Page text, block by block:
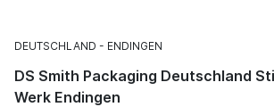
DEUTSCHLAND ENDINGEN
DS Smith Packaging Deutschland
Werk Endingen